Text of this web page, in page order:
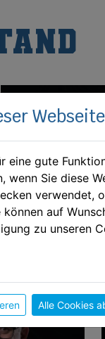
Webseite
eine gute
Sie diese
verwendet,
auf
zu unseren
Alle Cookies